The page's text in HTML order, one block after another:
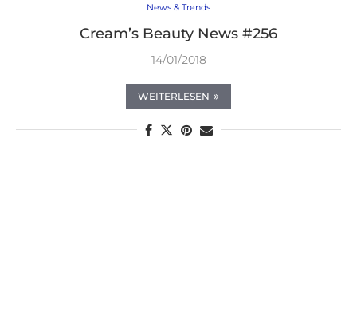
News & Trends
Cream’s Beauty News #256
14/01/2018
WEITERLESEN